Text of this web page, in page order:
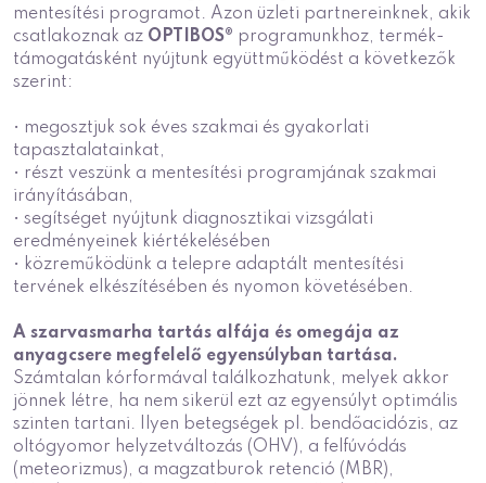
mentesítési programot. Azon üzleti partnereinknek, akik
csatlakoznak az OPTIBOS® programunkhoz, termék-
támogatásként nyújtunk együttműködést a következők
szerint:
• megosztjuk sok éves szakmai és gyakorlati
tapasztalatainkat,
• részt veszünk a mentesítési programjának szakmai
irányításában,
• segítséget nyújtunk diagnosztikai vizsgálati
eredményeinek kiértékelésében
• közreműködünk a telepre adaptált mentesítési
tervének elkészítésében és nyomon követésében.
A szarvasmarha tartás alfája és omegája az
anyagcsere megfelelő egyensúlyban tartása.
Számtalan kórformával találkozhatunk, melyek akkor
jönnek létre, ha nem sikerül ezt az egyensúlyt optimális
szinten tartani. Ilyen betegségek pl. bendőacidózis, az
oltógyomor helyzetváltozás (OHV), a felfúvódás
(meteorizmus), a magzatburok retenció (MBR),